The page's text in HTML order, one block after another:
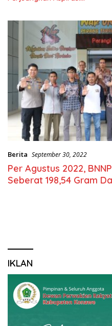
Berita September 30, 2022
Per Agustus 2022,
Seberat 198,54 Gram
IKLAN